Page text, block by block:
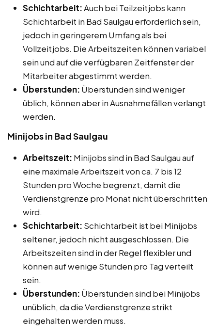
Schichtarbeit:Auch bei Teilzeitjobs kann
Schichtarbeit in Bad Saulgau erforderlich sein,
jedoch in geringerem Umfang als bei
Vollzeitjobs. Die Arbeitszeiten können variabel
sein und auf die verfügbaren Zeitfenster der
Mitarbeiter abgestimmt werden.
Überstunden: Überstunden sind weniger
üblich, können aber in Ausnahmefällen verlangt
werden.
Minijobs in Bad Saulgau
Arbeitszeit: Minijobs sind in Bad Saulgau auf
eine maximale Arbeitszeit von ca. 7 bis 12
Stunden pro Woche begrenzt, damit die
Verdienstgrenze pro Monat nicht überschritten
wird.
Schichtarbeit: Schichtarbeit ist bei Minijobs
seltener, jedoch nicht ausgeschlossen. Die
Arbeitszeiten sind in der Regel flexibler und
können auf wenige Stunden pro Tag verteilt
sein.
Überstunden: Überstunden sind bei Minijobs
unüblich, da die Verdienstgrenze strikt
eingehalten werden muss.